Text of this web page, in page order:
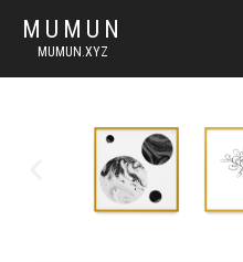
MUMUN
MUMUN.XYZ